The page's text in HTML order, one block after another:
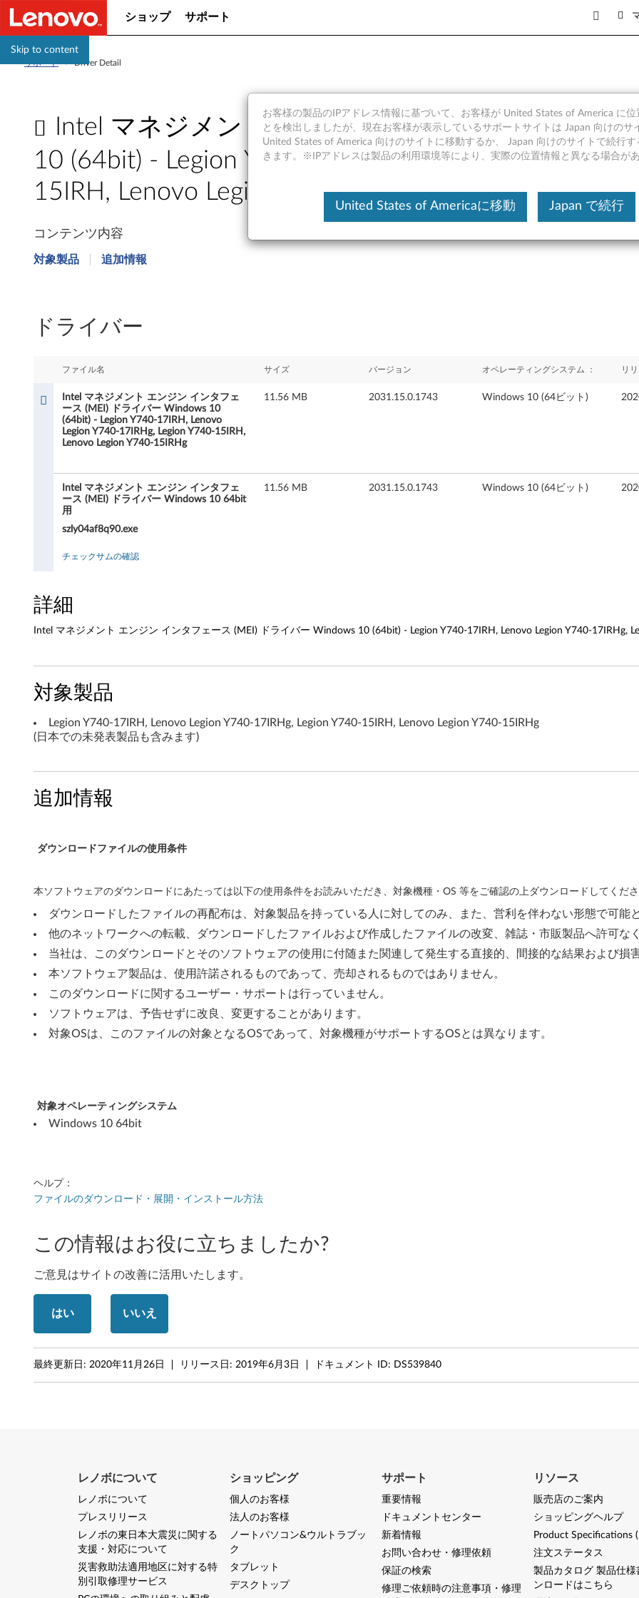
Skip to content
ショップ サポート
サポート >Driver Detail
Intel マネジメント エンジン インタフェース
10 (64bit) - Legion Y740-17IRH, Lenovo Legion
15IRH, Lenovo Legion Y740-15IRHg
n
ン
ン
イ
ン
タ
フ
ェ
ー
ス
M
E
I
)
ド
ラ
イ
W
d
w
s
0
(
6
コンテンツ内容
対象製品 追加情報
ドライバー
ファイル名 サイズ バージョン オペレーティングシステム ： リ
Intel マネジメント エンジン インタフェ
ース (MEI) ドライバー Windows 10
(64bit) - Legion Y740-17IRH, Lenovo
Legion Y740-17IRHg, Legion Y740-15IRH,
Lenovo Legion Y740-15IRHg
11.56 MB 2031.15.0.1743 Windows 10 (64ビット)
Intel マネジメント エンジン インタフェ
ース (MEI) ドライバー Windows 10 64bit
用
szly04af8q90.exe
11.56 MB 2031.15.0.1743 Windows 10 (64ビット)
チェックサムの確認
詳細
Intel マネジメント エンジン インタフェース (MEI) ドライバー Windows 10 (64bit) - Legion Y740-17IRH, Lenovo Legion Y740-17IRHg,
対象製品
Legion Y740-17IRH, Lenovo Legion Y740-17IRHg, Legion Y740-15IRH, Lenovo Legion Y740-15IRHg
(日本での未発表製品も含みます)
追加情報
ダウンロードファイルの使用条件
本ソフトウェアのダウンロードにあたっては以下の使用条件をお読みいただき、対象機種・OS 等をご確認の上ダウンロードしてくださ
ダウンロードしたファイルの再配布は、対象製品を持っている人に対してのみ、また、営利を伴わない形態で可能
他のネットワークへの転載、ダウンロードしたファイルおよび作成したファイルの改変、雑誌・市販製品へ許可な
当社は、このダウンロードとそのソフトウェアの使用に付随また関連して発生する直接的、間接的な結果および損
本ソフトウェア製品は、使用許諾されるものであって、売却されるものではありません。
このダウンロードに関するユーザー・サポートは行っていません。
ソフトウェアは、予告せずに改良、変更することがあります。
対象OSは、このファイルの対象となるOSであって、対象機種がサポートするOSとは異なります。
対象オペレーティングシステム
Windows 10 64bit
ヘルプ：
ファイルのダウンロード・展開・インストール方法
この情報はお役に立ちましたか?
ご意見はサイトの改善に活用いたします。
はい いいえ
最終更新日: 2020年11月26日 リリース日: 2019年6月3日 ドキュメント ID: DS539840
お客様の製品のIPアドレス情報に基づいて、お客様が United States of America に位
とを検出しましたが、現在お客様が表示しているサポートサイトは Japan 向けのサ
United States of America 向けのサイトに移動するか、 Japan 向けのサイトで続行
きます。※IPアドレスは製品の利用環境等により、実際の位置情報と異なる場合があ
United States of Americaに移動 Japan で続行
レノボについて
レノボについて
プレスリリース
レノボの東日本大震災に関する
支援・対応について
災害救助法適用地区に対する特
別引取修理サービス
ショッピング
個人のお客様
法人のお客様
ノートパソコン&ウルトラブッ
ク
タブレット
デスクトップ
サポート
重要情報
ドキュメントセンター
新着情報
お問い合わせ・修理依頼
保証の検索
修理ご依頼時の注意事項・修理
リソース
販売店のご案内
ショッピングヘルプ
Product Specifications
注文ステータス
製品カタログ 製品仕様
ンロードはこちら